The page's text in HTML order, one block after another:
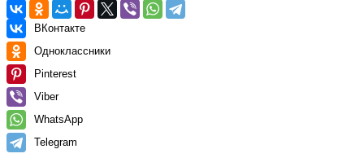
ВКонтакте
Одноклассники
Pinterest
Viber
WhatsApp
Telegram